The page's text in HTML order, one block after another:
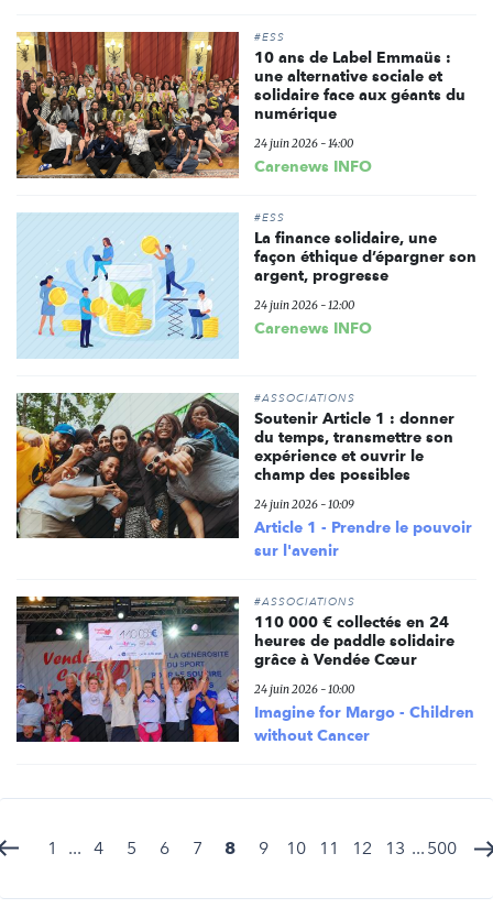
#ESS
10 ans de Label Emmaüs :
une alternative sociale et
solidaire face aux géants du
numérique
24 juin 2026 - 14:00
Carenews INFO
#ESS
La finance solidaire, une
façon éthique d’épargner son
argent, progresse
24 juin 2026 - 12:00
Carenews INFO
#ASSOCIATIONS
Soutenir Article 1 : donner
du temps, transmettre son
expérience et ouvrir le
champ des possibles
24 juin 2026 - 10:09
Article 1 - Prendre le pouvoir
sur l'avenir
#ASSOCIATIONS
110 000 € collectés en 24
heures de paddle solidaire
grâce à Vendée Cœur
24 juin 2026 - 10:00
Imagine for Margo - Children
without Cancer
1 ... 4 5 6 7 8 9 10 11 12 13 ... 500